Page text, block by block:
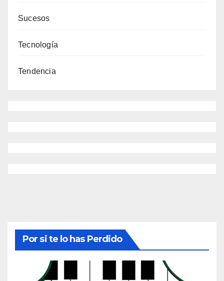
Sucesos
Tecnología
Tendencia
Por si te lo has Perdido